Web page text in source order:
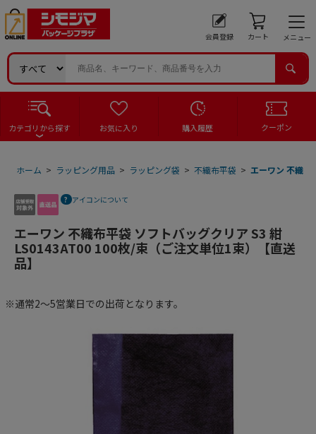
会員登録 カート メニュー
カテゴリから探す お気に入り 購入履歴 クーポン
ホーム > ラッピング用品 > ラッピング袋 > 不織布平袋 > エーワン 不織布
アイコンについて
エーワン 不織布平袋 ソフトバッグクリア S3 紺
LS0143AT00 100枚/束（ご注文単位1束）【直送
品】
※通常2～5営業日での出荷となります。